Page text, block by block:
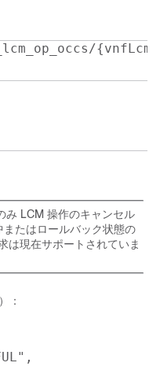
み LCM 操作のキャンセル
たはロールバック状態の
は現在サポートされていま
：